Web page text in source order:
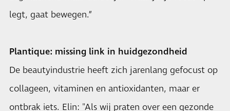
legt, gaat bewegen.”
Plantique: missing link in huidgezondheid
De beautyindustrie heeft zich jarenlang gefocust op
collageen, vitaminen en antioxidanten, maar er
ontbrak iets. Elin: "Als wij praten over een gezonde